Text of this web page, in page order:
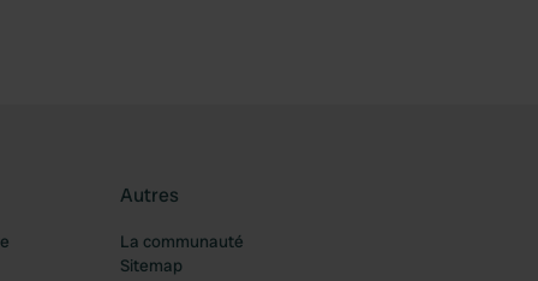
Autres
La communauté
Sitemap